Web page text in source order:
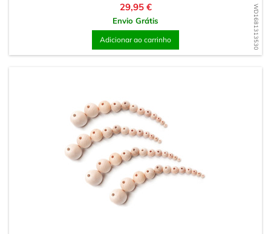
WD1681313530
Preço
29,95 €
Envio Grátis
Adicionar ao carrinho